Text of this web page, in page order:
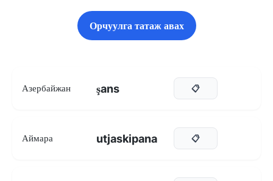
Орчуулга татаж авах
Азербайжан şans 📋
Аймара utjaskipana 📋